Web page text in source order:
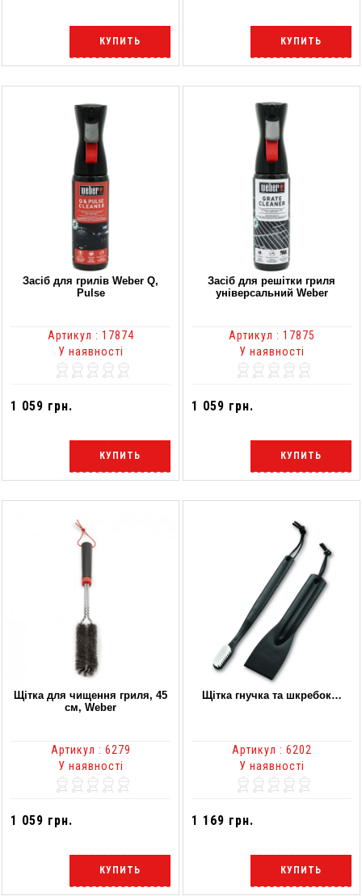
КУПИТЬ КУПИТЬ
Засіб для грилів Weber Q,
Pulse
Артикул : 17874
У наявності
1 059 грн.
КУПИТЬ
Засіб для решітки гриля
універсальний Weber
Артикул : 17875
У наявності
1 059 грн.
КУПИТЬ
Щітка для чищення гриля, 45
см, Weber
Артикул : 6279
У наявності
1 059 грн.
КУПИТЬ
Щітка гнучка та шкребок…
Артикул : 6202
У наявності
1 169 грн.
КУПИТЬ